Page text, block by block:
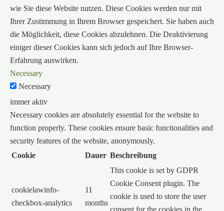
wie Sie diese Website nutzen. Diese Cookies werden nur mit
Ihrer Zustimmung in Ihrem Browser gespeichert. Sie haben auch
die Möglichkeit, diese Cookies abzulehnen. Die Deaktivierung
einiger dieser Cookies kann sich jedoch auf Ihre Browser-
Erfahrung auswirken.
Necessary
Necessary
immer aktiv
Necessary cookies are absolutely essential for the website to
function properly. These cookies ensure basic functionalities and
security features of the website, anonymously.
Cookie
Dauer Beschreibung
cookielawinfo-
checkbox-analytics
11
months
This cookie is set by GDPR
Cookie Consent plugin. The
cookie is used to store the user
consent for the cookies in the